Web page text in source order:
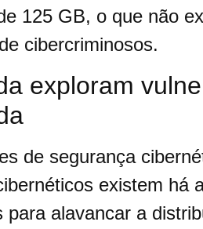
125 GB, o que não
cibercriminosos.
exploram
de segurança
existem há
alavancar a